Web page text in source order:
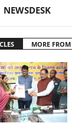
NEWSDESK
MORE